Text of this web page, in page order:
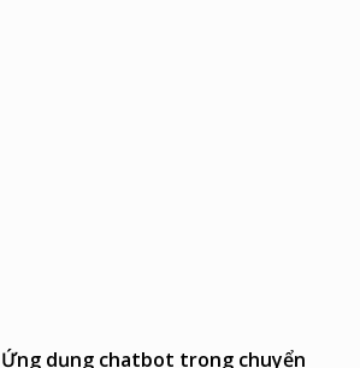
Ứng dụng chatbot trong chuyển